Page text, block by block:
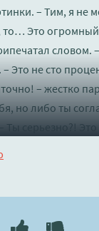
– Тим, я не
то… Это
словом.
Это не сто
– жестко
но либо ты
серьезно?!
и нелюбимой.
между мужем и